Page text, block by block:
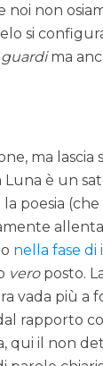
noi non
si
guardima
ma
è un
poesia
nella fase di
veroposto.
vada più a
rapporto
qui il non